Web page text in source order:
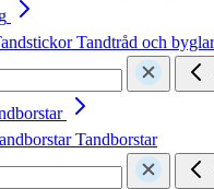
Tandtråd och byglar
Tandborstar